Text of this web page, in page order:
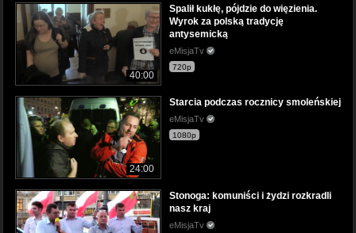
40:00
Spalił kukłę, pójdzie do więzienia.
Wyrok za polską tradycję
antysemicką
eMisjaTv
720p
24:00
Starcia podczas rocznicy smoleńskiej
eMisjaTv
1080p
Stonoga: komuniści i żydzi rozkradli
nasz kraj
eMisjaTv